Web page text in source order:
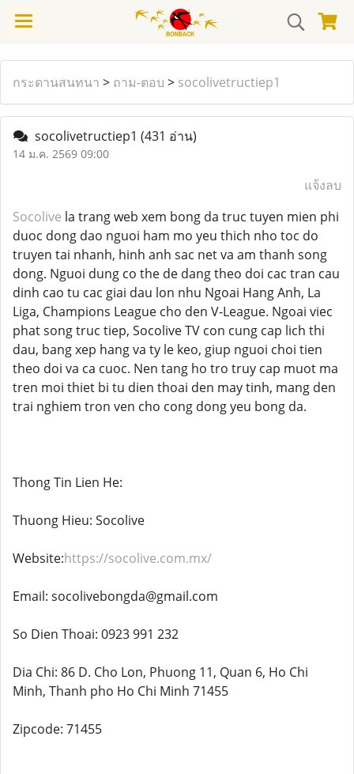
กระดานสนทนา > ถาม-ตอบ > socolivetructiep1
socolivetructiep1 (431 อ่าน)
14 ม.ค. 2569 09:00
แจ้งลบ
Socolive la trang web xem bong da truc tuyen mien phi
duoc dong dao nguoi ham mo yeu thich nho toc do
truyen tai nhanh, hinh anh sac net va am thanh song
dong. Nguoi dung co the de dang theo doi cac tran cau
dinh cao tu cac giai dau lon nhu Ngoai Hang Anh, La
Liga, Champions League cho den V-League. Ngoai viec
phat song truc tiep, Socolive TV con cung cap lich thi
dau, bang xep hang va ty le keo, giup nguoi choi tien
theo doi va ca cuoc. Nen tang ho tro truy cap muot ma
tren moi thiet bi tu dien thoai den may tinh, mang den
trai nghiem tron ven cho cong dong yeu bong da.
Thong Tin Lien He:
Thuong Hieu: Socolive
Website:https://socolive.com.mx/
Email: socolivebongda@gmail.com
So Dien Thoai: 0923 991 232
Dia Chi: 86 D. Cho Lon, Phuong 11, Quan 6, Ho Chi
Minh, Thanh pho Ho Chi Minh 71455
Zipcode: 71455